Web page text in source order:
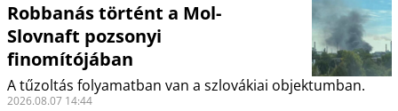
Robbanás történt a Mol-
Slovnaft pozsonyi
finomítójában
A tűzoltás folyamatban van a szlovákiai objektumban.
2026.08.07 14:44